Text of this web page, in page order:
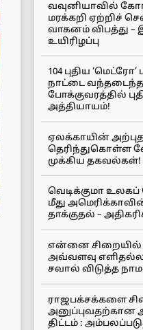
வவுனியாவில் கோர
மரக்கறி ஏற்றிச்
வாகனம் விபத்து –
உயிரிழப்பு
104 புதிய
நாட்டை
போக்குவரத்தில்
அத்தியாயம்!
ஏலக்காயின்
தெரிந்துகொள்ள
முக்கிய தகவல்கள்!
வெடிக்குமா
மீது
தாக்குதல் –
என்னை சிறையில்
அவ்வளவு எளிதல்ல
சவால் விடுத்த
ராஜபக்சக்களை
அனுப்புவதற்கான
திட்டம் :